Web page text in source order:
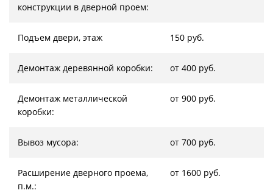
конструкции в дверной проем:
Подъем двери, этаж 150 руб.
Демонтаж деревянной коробки: от 400 руб.
Демонтаж металлической
коробки:
от 900 руб.
Вывоз мусора: от 700 руб.
Расширение дверного проема,
п.м.:
от 1600 руб.